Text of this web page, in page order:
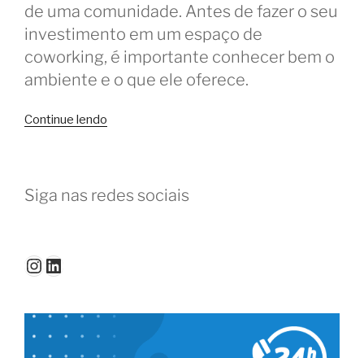
de uma comunidade. Antes de fazer o seu
investimento em um espaço de
coworking, é importante conhecer bem o
ambiente e o que ele oferece.
Continue lendo
de
coworking”
Siga nas redes sociais
Instagram
LinkedIn